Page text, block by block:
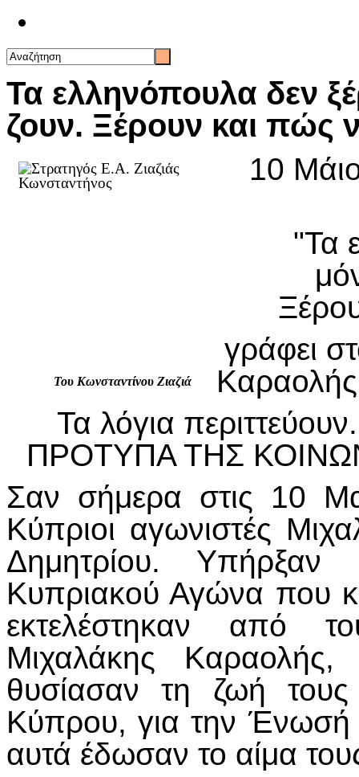
Τα ελληνόπουλα δεν
ζουν. Ξέρουν και πώς
Του Κωνσταντίνου Ζιαζιά
10
"Τα
γράφει
Καραολής
Τα λόγια
ΠΡΟΤΥΠΑ ΤΗΣ
Σαν σήμερα στις 10
Κύπριοι αγωνιστές
Δημητρίου. Υπήρξαν
Κυπριακού Αγώνα που
εκτελέστηκαν από
Μιχαλάκης
θυσίασαν τη ζωή
Κύπρου, για την Ένωσή
αυτά έδωσαν το αίμα